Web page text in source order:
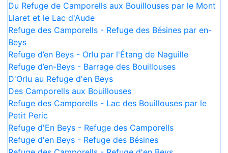
Du Refuge de Camporells aux Bouillouses par le Mont
Llaret et le Lac d'Aude
Refuge des Camporells - Refuge des Bésines par en-
Beys
Refuge d’en Beys - Orlu par l'Étang de Naguille
Refuge d’en-Beys - Barrage des Bouillouses
D'Orlu au Refuge d'en Beys
Des Camporells aux Bouillouses
Refuge des Camporells - Lac des Bouillouses par le
Petit Peric
Refuge d'En Beys - Refuge des Camporells
Refuge d'en Beys - Refuge des Bésines